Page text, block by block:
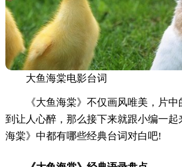
大鱼海棠电影台词
《大鱼海棠》不仅画风唯美，片
到让人心醉，那么接下来就跟小编一起
海棠》中都有哪些经典台词对白吧!